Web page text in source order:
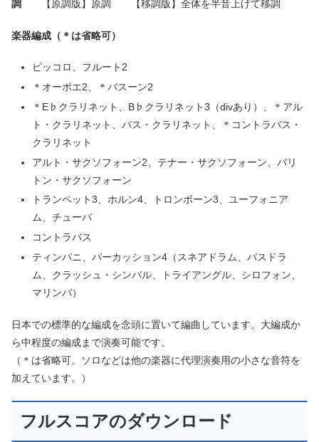
調 【原調版】原調 【移調版】全体を半音上げて移調
楽器編成（＊は省略可）
ピッコロ、フルート2
＊オーボエ2、＊バスーン2
＊E♭クラリネット、B♭クラリネット3（divあり）、＊アル
ト・クラリネット、バス・クラリネット、＊コントラバス・
クラリネット
アルト・サクソフォーン2、テナー・サクソフォーン、バリ
トン・サクソフォーン
トランペット3、ホルン4、トロンボーン3、ユーフォニア
ム、チューバ
コントラバス
ティンパニ、パーカッション4（スネアドラム、バスドラ
ム、クラッシュ・シンバル、トライアングル、シロフォン、
マリンバ）
日本での標準的な編成を念頭に置いて編曲しています。大編成か
ら中程度の編成まで演奏可能です。
（＊は省略可。ソロなどは他の楽器に代理演奏用の小さな音符を
加えています。）
フルスコアのダウンロード